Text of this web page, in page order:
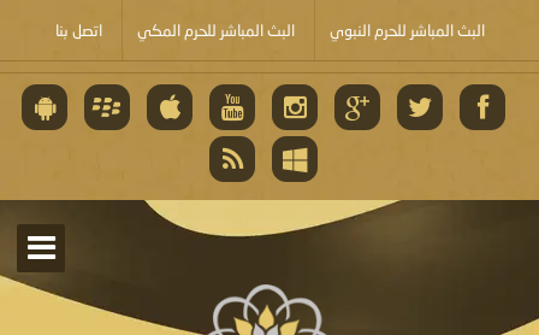
البث المباشر للحرم النبوي البث المباشر للحرم المكي اتصل بنا